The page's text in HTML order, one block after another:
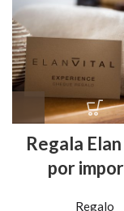
Regala
por
Regalo